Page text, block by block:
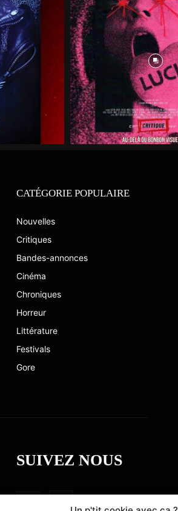
CATÉGORIE POPULAIRE
Nouvelles
Critiques
Bandes-annonces
Cinéma
Chroniques
Horreur
Littérature
Festivals
Gore
SUIVEZ NOUS